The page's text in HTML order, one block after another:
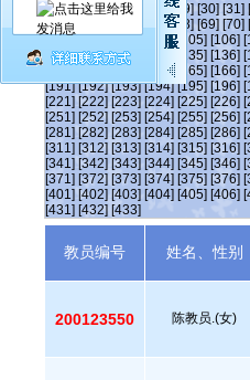
[24] [25] [26] [27] [28] [29] [30] [31]
[63] [64] [67] [68] [69] [70]
[101] [102] [103] [104] [105] [106]
[131] [132] [133] [135] [136]
[164] [165] [166]
[191] [192] [193] [194] [195] [196]
[221] [222] [223] [224] [225] [226]
[251] [252] [253] [254] [255] [256]
[281] [282] [283] [284] [285] [286]
[311] [312] [313] [314] [315] [316]
[341] [342] [343] [344] [345] [346]
[371] [372] [373] [374] [375] [376]
[401] [402] [403] [404] [405] [406]
[431] [432] [433]
教员编号 姓名、性别
200123550 陈教员.(女)